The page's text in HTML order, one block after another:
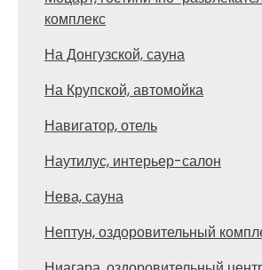
комплекс
На Донгузской, сауна
На Крупской, автомойка
Навигатор, отель
Наутилус, интерьер-салон
Нева, сауна
Нептун, оздоровительный